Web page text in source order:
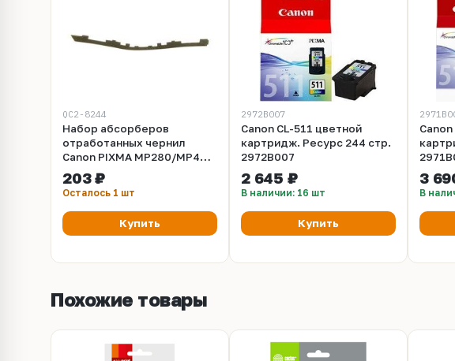
QC2-8244
Набор абсорберов
отработанных чернил
Canon PIXMA MP280/MP495
(QC2-8244)
203 ₽
Осталось 1 шт
Купить
2972B007
Canon CL-511 цветной
картридж. Ресурс 244 стр.
2972B007
2 645 ₽
В наличии: 16 шт
Купить
3
В
Похожие товары